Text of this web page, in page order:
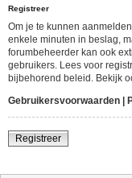
Registreer
Om je te kunnen
enkele minuten in beslag,
forumbeheerder kan ook
gebruikers. Lees voor
bijbehorend beleid. Bekijk
Gebruikersvoorwaarden
Registreer